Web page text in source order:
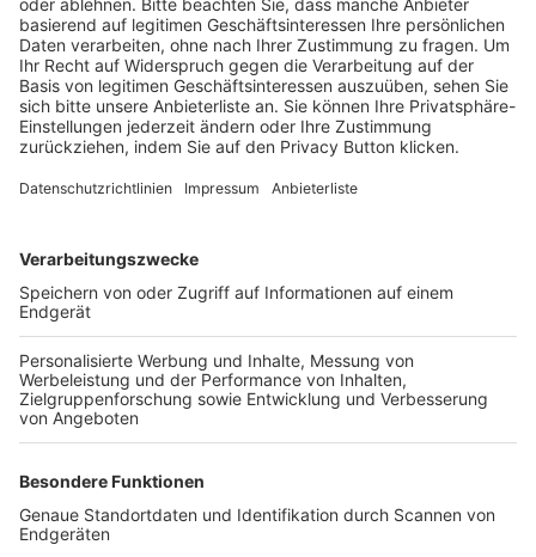
BFV-Geschäftsstellen
Trainerbörse
Login SpielPlus
FOLGE DEM BFV
TOP-VEREINE
TOP-PARTNER